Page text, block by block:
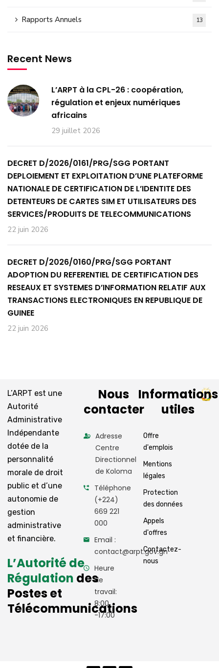
Rapports Annuels 13
Recent News
L’ARPT à la CPL-26 : coopération,
régulation et enjeux numériques
africains
29 juillet 2026
DECRET D/2026/0161/PRG/SGG PORTANT
DEPLOIEMENT ET EXPLOITATION D’UNE PLATEFORME
NATIONALE DE CERTIFICATION DE L’IDENTITE DES
DETENTEURS DE CARTES SIM ET UTILISATEURS DES
SERVICES/PRODUITS DE TELECOMMUNICATIONS
22 juin 2026
DECRET D/2026/0160/PRG/SGG PORTANT
ADOPTION DU REFERENTIEL DE CERTIFICATION DES
RESEAUX ET SYSTEMES D’INFORMATION RELATIF AUX
TRANSACTIONS ELECTRONIQUES EN REPUBLIQUE DE
GUINEE
22 juin 2026
L’ARPT est une
Autorité
Administrative
Indépendante
dotée de la
personnalité
morale de droit
public et d’une
autonomie de
gestion
administrative
et financière.
L’Autorité de
Régulation des
Postes et
Télécommunications
Nous
contacter
Adresse
Centre
Directionnel
de Koloma
Téléphone
(+224)
669 221
000
Email :
contact@arpt.gov.gn
Heure
de
travail:
8:00
-17:00
Informations
utiles
Offre
d'emplois
Mentions
légales
Protection
des données
Appels
d'offres
Contactez-
nous